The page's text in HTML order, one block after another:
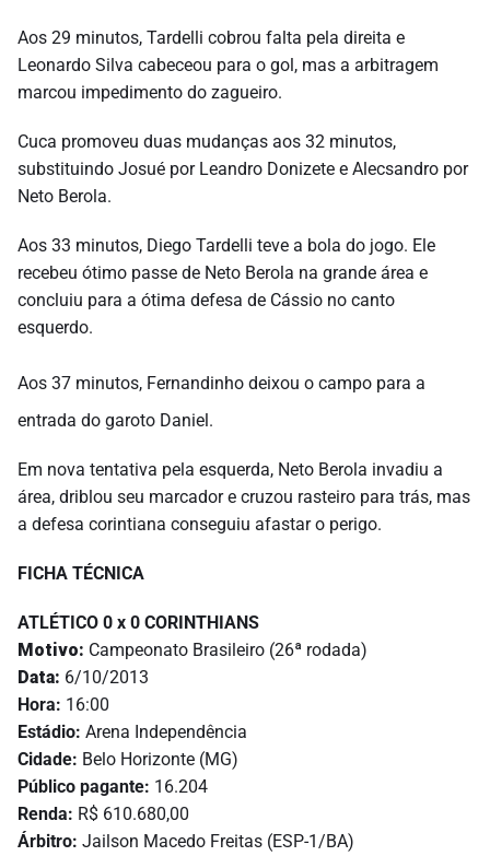
Aos 29 minutos, Tardelli cobrou falta pela direita e
Leonardo Silva cabeceou para o gol, mas a arbitragem
marcou impedimento do zagueiro.
Cuca promoveu duas mudanças aos 32 minutos,
substituindo Josué por Leandro Donizete e Alecsandro por
Neto Berola.
Aos 33 minutos, Diego Tardelli teve a bola do jogo. Ele
recebeu ótimo passe de Neto Berola na grande área e
concluiu para a ótima defesa de Cássio no canto
esquerdo.
Aos 37 minutos, Fernandinho deixou o campo para a
entrada do garoto Daniel.
Em nova tentativa pela esquerda, Neto Berola invadiu a
área, driblou seu marcador e cruzou rasteiro para trás, mas
a defesa corintiana conseguiu afastar o perigo.
FICHA TÉCNICA
ATLÉTICO 0 x 0 CORINTHIANS
Motivo: Campeonato Brasileiro (26ª rodada)
Data: 6/10/2013
Hora: 16:00
Estádio: Arena Independência
Cidade: Belo Horizonte (MG)
Público pagante: 16.204
Renda: R$ 610.680,00
Árbitro: Jailson Macedo Freitas (ESP-1/BA)